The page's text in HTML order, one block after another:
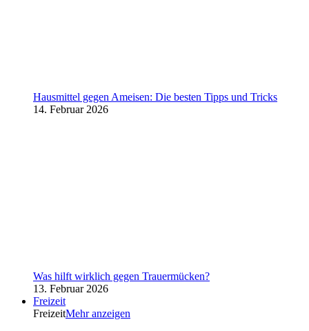
Hausmittel gegen Ameisen: Die besten Tipps und Tricks
14. Februar 2026
Was hilft wirklich gegen Trauermücken?
13. Februar 2026
Freizeit
FreizeitMehr anzeigen